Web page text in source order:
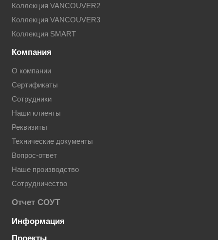
Коллекция VANCOUVER2
Коллекция VANCOUVER3
Коллекция SMART
Компания
О компании
Сертификаты
Сотрудники
Наши клиенты
Реквизиты
Технические документы
Вопрос-ответ
Наше производство
Сотрудничество
Отчет СОУТ
Информация